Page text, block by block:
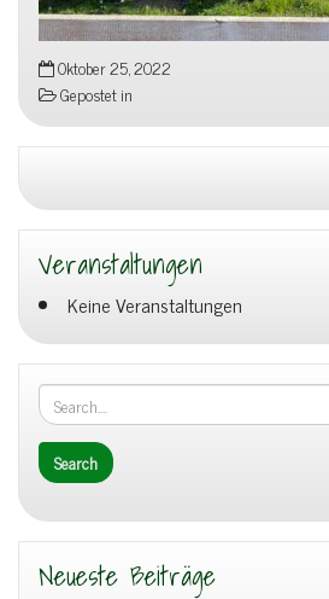
Oktober 25, 2022
Gepostet in
Veranstaltungen
Keine Veranstaltungen
Neueste Beiträge